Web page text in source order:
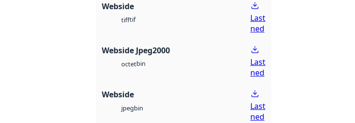
Webside
tifftif
Last
ned
Webside Jpeg2000
octetbin
Last
ned
Webside
jpegbin
Last
ned